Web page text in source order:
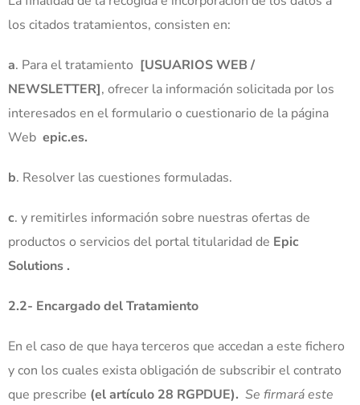
los citados tratamientos, consisten en:
a. Para el tratamiento [USUARIOS WEB /
NEWSLETTER], ofrecer la información solicitada por los
interesados en el formulario o cuestionario de la página
Web epic.es.
b. Resolver las cuestiones formuladas.
c. y remitirles información sobre nuestras ofertas de
productos o servicios del portal titularidad de Epic
Solutions .
2.2- Encargado del Tratamiento
En el caso de que haya terceros que accedan a este fichero
y con los cuales exista obligación de subscribir el contrato
que prescribe (el artículo 28 RGPDUE). Se firmará este